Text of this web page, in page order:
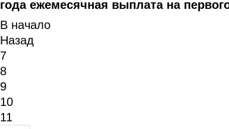
года ежемесячная выплата на
В начало
Назад
7
8
9
10
11